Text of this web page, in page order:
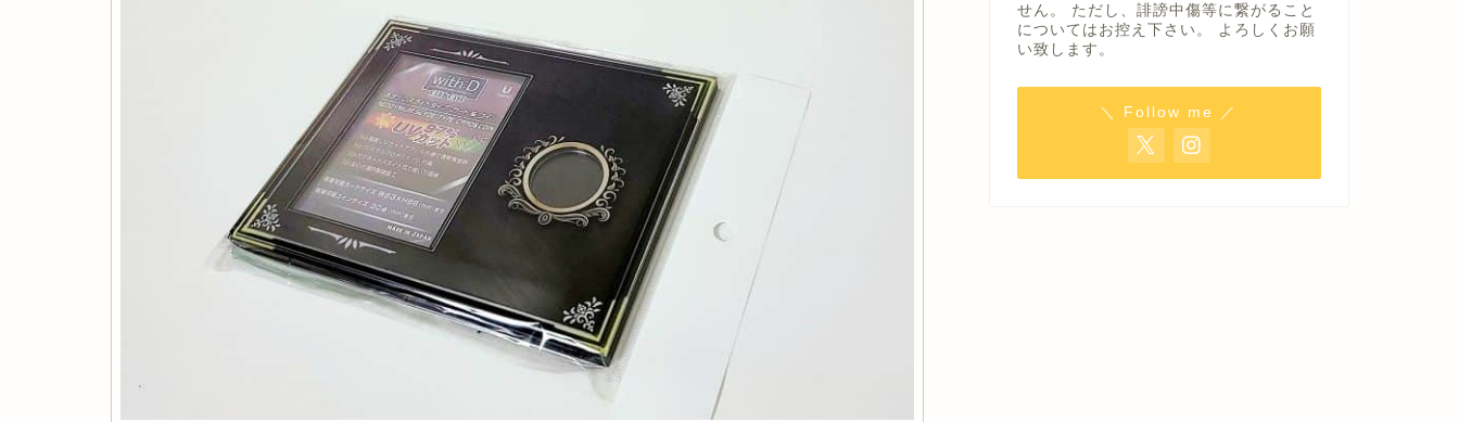
せん。 ただし、誹謗中傷等に繋がること
についてはお控え下さい。 よろしくお願
い致します。
＼ Follow me ／